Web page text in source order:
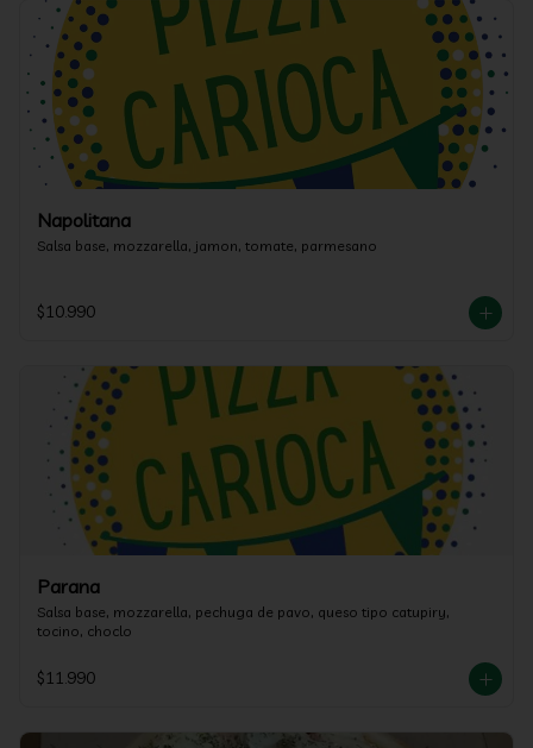
Napolitana
Salsa base, mozzarella, jamon, tomate, parmesano
$10.990
Parana
Salsa base, mozzarella, pechuga de pavo, queso tipo catupiry,
tocino, choclo
$11.990